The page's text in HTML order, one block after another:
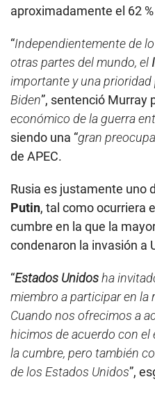
aproximadamente el 62
“Independientemente de
otras partes del mundo, el
importante y una
Biden”, sentenció Murray
económico de la guerra
siendo una “gran
de APEC.
Rusia es justamente uno
Putin, tal como ocurriera
cumbre en la que la
condenaron la invasión a
“Estados Unidosha
miembro a participar en la
Cuando nos ofrecimos a
hicimos de acuerdo con
la cumbre, pero también
de los Estados Unidos”,